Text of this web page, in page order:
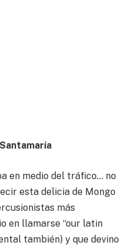
en medio del tráfico… no
esta delicia de Mongo
más
en llamarse “our latin
también) y que devino